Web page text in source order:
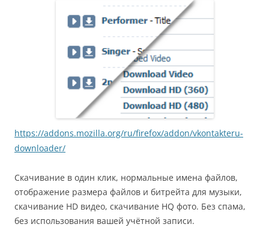
https://addons.mozilla.org/ru/firefox/addon/vkontakteru-
downloader/
Скачивание в один клик, нормальные имена файлов,
отображение размера файлов и битрейта для музыки,
скачивание HD видео, скачивание HQ фото. Без спама,
без использования вашей учётной записи.